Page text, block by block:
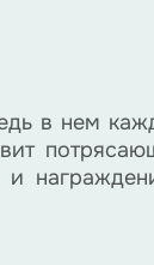
в нем
и